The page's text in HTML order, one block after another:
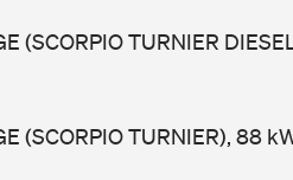
(SCORPIO TURNIER
(SCORPIO TURNIER), 88